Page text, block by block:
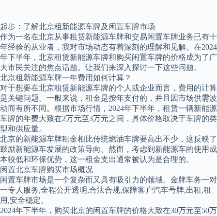
起步：了解北京租新能源车牌及闲置车牌市场
作为一名在北京从事租赁新能源车牌和交易闲置车牌业务已有十
年经验的从业者，我对市场动态有着深刻的理解和见解。在2024
年下半年，北京租赁新能源车牌和购买闲置车牌的价格成为了广
大市民关注的焦点话题。让我们来深入探讨一下这些问题。
北京租新能源车牌一年费用如何计算？
对于想要在北京租赁新能源车牌的个人或企业而言，费用的计算
是关键问题。一般来说，租金是按年支付的，并且因市场供需波
动而有所不同。根据市场行情，2024年下半年，租赁一辆新能源
车牌的年费大致在2万元至3万元之间，具体价格取决于车牌的类
型和供应量。
北京的新能源车牌租金相比传统燃油车牌要高出不少，这反映了
鼓励新能源车发展的政策导向。然而，考虑到新能源车的使用成
本较低和环保优势，这一租金支出通常被认为是合理的。
闲置北京车牌购买市场概况
闲置车牌市场是一个复杂而又具有吸引力的领域。金牌车务一对
一专人服务,全程公开透明,合法合规,保障客户汽车号牌,出租,租
用,安全稳定。
2024年下半年，购买北京的闲置车牌的价格大致在30万元至50万